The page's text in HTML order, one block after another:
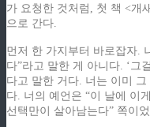
가 요청한 것처럼, 첫 책 <개
으로 간다.
먼저 한 가지부터 바로잡자.
다”라고 말한 게 아니다. ‘그
다고 말한 거다. 너는 이미
다. 너의 예언은 “이 날에 이
선택만이 살아남는다” 쪽이